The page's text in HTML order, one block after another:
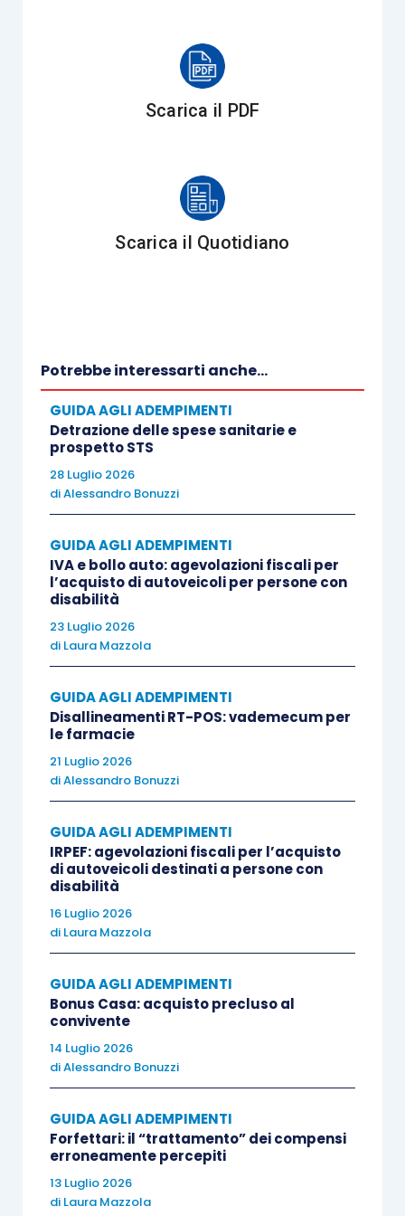
presentazione del modello Redditi PF
relativo all’anno successivo
codice “1”all’interno della casella
o, ancora, dipresentare un modello
Redditi PF 2025 entro il quinto anno
successivo a quello in cui è stata
presentata la dichiarazione
codice “1”all’interno della casella
Nella seconda ipotesi, ossiaintegrazione della
dichiarazione in merito esclusivamente ai dati
del sostituto d’imposta
presentare, entro e non oltre il 25 ottobre 2025,
all’interno del frontespizio, nella casella
denominata “730 integrativo
Nella terza ipotesi, ossia
dichiarazione che, oltre a comportare un
maggior credito, un minor debito o un’imposta
sostituto d’imposta
presentare, entro e non oltre il 25 ottobre 2025,
un nuovo modello 730/2025
all’interno del frontespizio, nella casella
Infine, nella quarta ipotesi, ossia
della dichiarazione che comporta un minor
credito o un maggior debito
utilizzare il modello Redditi PF 2025 come
Scarica il PDF
Scarica il Quotidiano
Potrebbe interessarti anche...
GUIDA AGLI ADEMPIMENTI
Detrazione delle spese sanitarie e
prospetto STS
28 Luglio 2026
diAlessandro Bonuzzi
GUIDA AGLI ADEMPIMENTI
IVA e bollo auto: agevolazioni fiscali per
l’acquisto di autoveicoli per persone con
disabilità
23 Luglio 2026
di Laura Mazzola
GUIDA AGLI ADEMPIMENTI
Disallineamenti RT-POS: vademecum per
le farmacie
21 Luglio 2026
diAlessandro Bonuzzi
GUIDA AGLI ADEMPIMENTI
IRPEF: agevolazioni fiscali per l’acquisto
di autoveicoli destinati a persone con
disabilità
16 Luglio 2026
di Laura Mazzola
GUIDA AGLI ADEMPIMENTI
Bonus Casa: acquisto precluso al
convivente
14 Luglio 2026
diAlessandro Bonuzzi
GUIDA AGLI ADEMPIMENTI
Forfettari: il “trattamento” dei compensi
erroneamente percepiti
13 Luglio 2026
di Laura Mazzola